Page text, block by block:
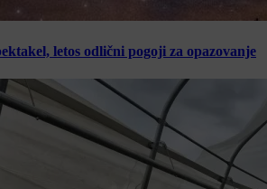
letos odlični pogoji za opazovanje